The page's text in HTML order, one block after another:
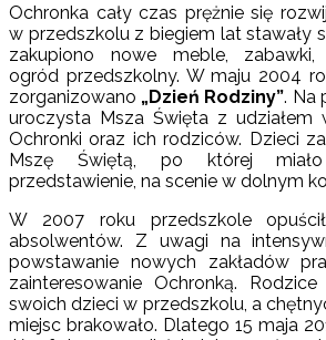
Ochronka cały czas prężnie się
w przedszkolu z biegiem lat stawały
zakupiono nowe meble, zabawki,
ogród przedszkolny. W maju 2004
zorganizowano „Dzień Rodziny”. Na
uroczysta Msza Święta z udziałem
Ochronki oraz ich rodziców. Dzieci
Mszę Świętą, po której
przedstawienie, na scenie w dolnym
W 2007 roku przedszkole
absolwentów. Z uwagi na
powstawanie nowych zakładów
zainteresowanie Ochronką.
swoich dzieci w przedszkolu, a
miejsc brakowało. Dlatego 15 maja